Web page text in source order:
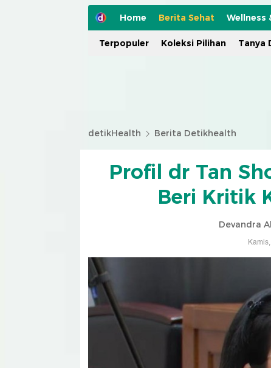
Home Berita Sehat Wellness
Terpopuler Koleksi Pilihan Tanya
detikHealth Berita Detikhealth
Profil dr Tan
Beri Kritik
Devandra